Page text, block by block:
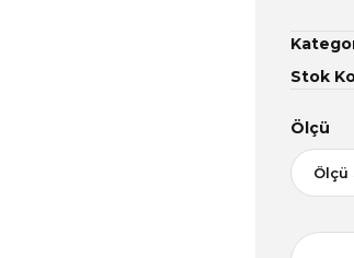
Stok
Ölçü